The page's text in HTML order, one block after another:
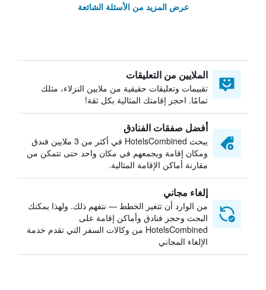
عرض المزيد من الأسئلة الشائعة
الملايين من التعليقات
تقييمات وتعليقات حقيقية من ملايين النزلاء، مثلك
تمامًا. احجز إقامتك المثالية بكل ثقة!
أفضل صفقات الفنادق
يبحث HotelsCombined في أكثر من 3 ملايين فندق
ومكان إقامة ويجمعهم في مكان واحد حتى تتمكن من
مقارنة أماكن الإقامة المثالية.
إلغاء مجاني
من الوارد أن تتغير الخطط — نتفهم ذلك. ولهذا يمكنك
البحث وحجز فنادق وأماكن إقامة على
HotelsCombined من وكالات السفر التي تقدم خدمة
الإلغاء المجاني